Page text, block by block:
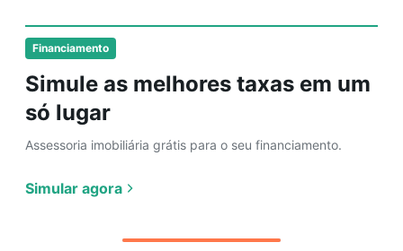
Financiamento
Simule as melhores taxas em um
só lugar
Assessoria imobiliária grátis para o seu financiamento.
Simular agora